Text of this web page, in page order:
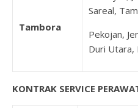
Tambora
Sareal,
Pekojan,
Duri Utara,
KONTRAK SERVICE